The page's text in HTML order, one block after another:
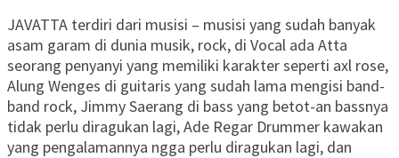
JAVATTA terdiri dari musisi – musisi yang sudah banyak
asam garam di dunia musik, rock, di Vocal ada Atta
seorang penyanyi yang memiliki karakter seperti axl rose,
Alung Wenges di guitaris yang sudah lama mengisi band-
band rock, Jimmy Saerang di bass yang betot-an bassnya
tidak perlu diragukan lagi, Ade Regar Drummer kawakan
yang pengalamannya ngga perlu diragukan lagi, dan